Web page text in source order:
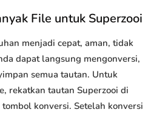
File untuk Superzooi
menjadi cepat, aman, tidak
dapat langsung mengonversi,
semua tautan. Untuk
rekatkan tautan Superzooi di
konversi. Setelah konversi